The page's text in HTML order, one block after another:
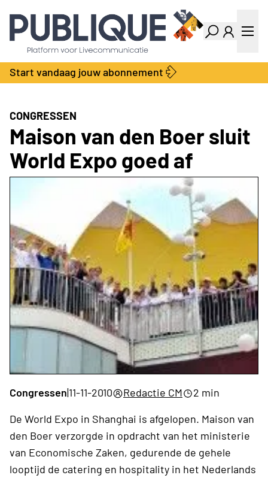
Industry Dashboard
Vacatures
Kalender
Producten
Bedrijvengids
Locatie Finder
Contact
Over ons
Adverteren
Abonnementen
Start vandaag jouw abonnement
CONGRESSEN
Maison van den Boer sluit
World Expo goed af
Congressen|11-11-2010 Redactie CM
2 min
De World Expo in Shanghai is afgelopen. Maison van
den Boer verzorgde in opdracht van het ministerie
van Economische Zaken, gedurende de gehele
looptijd de catering en hospitality in het Nederlands